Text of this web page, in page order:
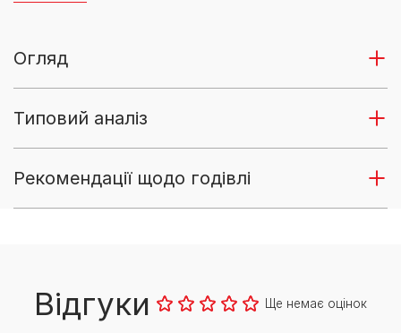
Огляд
Типовий аналіз
Рекомендації щодо годівлі
Відгуки Ще немає оцінок